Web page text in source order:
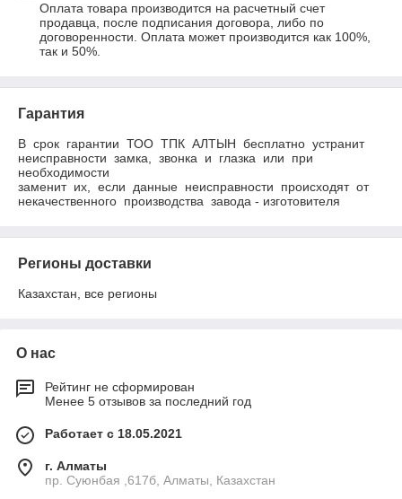
Оплата товара производится на расчетный счет
продавца, после подписания договора, либо по
договоренности. Оплата может производится как 100%,
так и 50%.
Гарантия
В  срок  гарантии  ТОО  ТПК  АЛТЫН  бесплатно  устранит
неисправности  замка,  звонка  и  глазка  или  при
необходимости
заменит  их,  если  данные  неисправности  происходят  от
некачественного  производства  завода - изготовителя
Регионы доставки
Казахстан, все регионы
О нас
Рейтинг не сформирован
Менее 5 отзывов за последний год
Работает с 18.05.2021
г. Алматы
пр. Суюнбая ,617б, Алматы, Казахстан